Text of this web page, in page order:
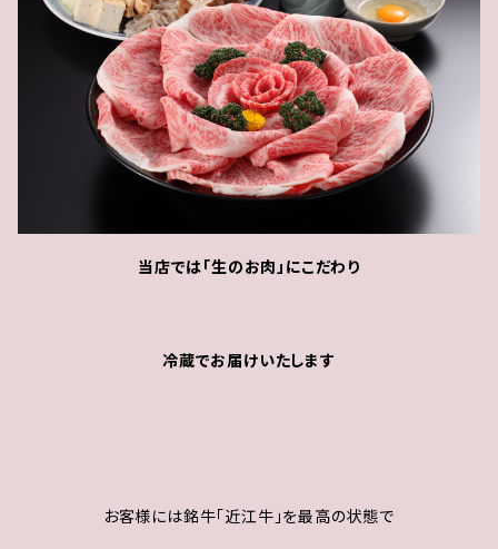
当店では「生のお肉」にこだわり
冷蔵でお届けいたします
お客様には銘牛「近江牛」を最高の状態で